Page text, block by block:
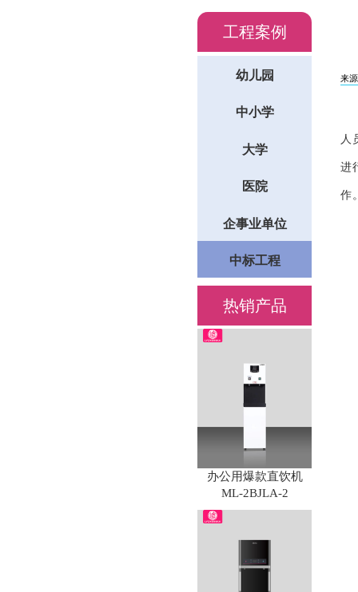
工程案例
幼儿园
中小学
大学
医院
企事业单位
中标工程
热销产品
办公用爆款直饮机
ML-2BJLA-2
来
人
进
作